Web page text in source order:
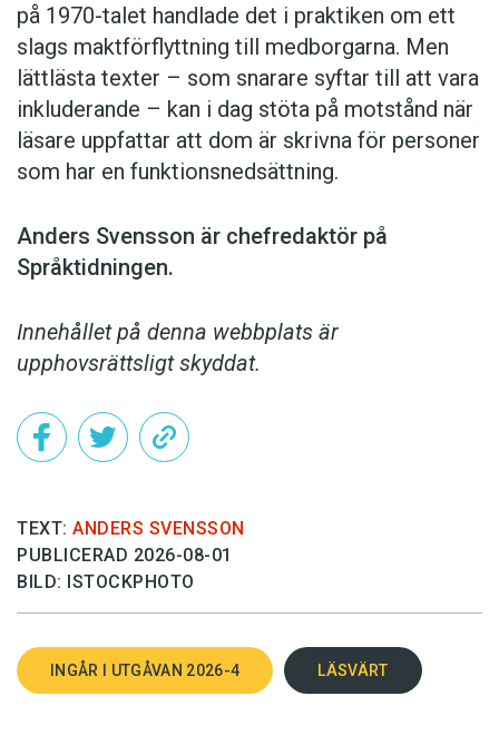
på 1970-talet handlade det i praktiken om ett
slags maktförflyttning till medborgarna. Men
lättlästa texter – som snarare syftar till att vara
inkluderande – kan i dag stöta på motstånd när
läsare uppfattar att dom är skrivna för personer
som har en funktionsnedsättning.
Anders Svensson är chefredaktör på
Språktidningen.
Innehållet på denna webbplats är
upphovsrättsligt skyddat.
TEXT: ANDERS SVENSSON
PUBLICERAD 2026-08-01
BILD: ISTOCKPHOTO
INGÅR I UTGÅVAN 2026-4 LÄSVÄRT